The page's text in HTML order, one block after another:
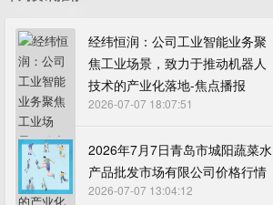
经纬恒润：公司工业智能业务聚
焦工业场景，致力于推动机器人
技术的产业化落地-焦点播报
2026-07-07 18:07:51
2026年7月7日青岛市城阳蔬菜水
产品批发市场有限公司价格行情
2026-07-07 13:04:12